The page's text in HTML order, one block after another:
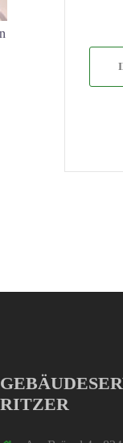
RITZER